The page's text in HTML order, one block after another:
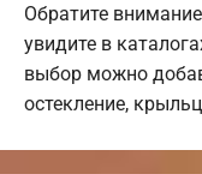
Обратите
увидите в
выбор можно
остекление,